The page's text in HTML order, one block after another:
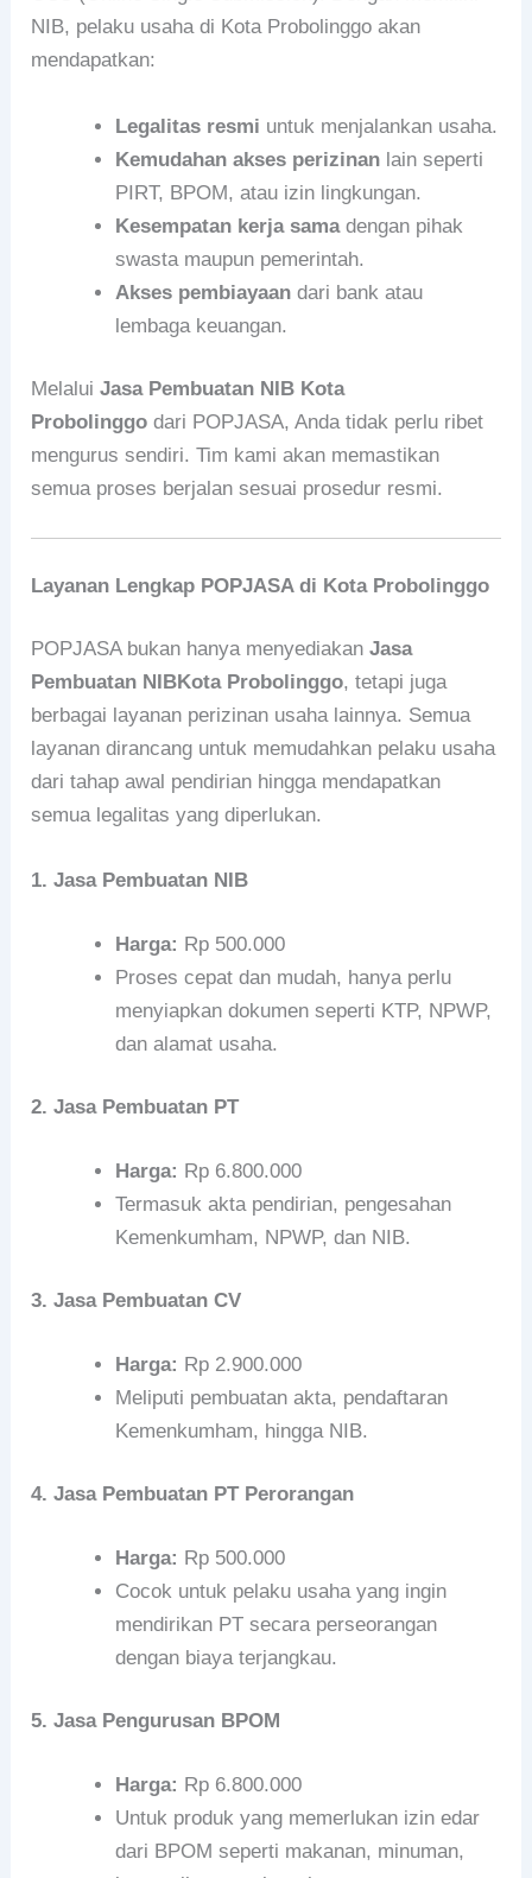
NIB, pelaku usaha di Kota Probolinggo akan
mendapatkan:
Legalitas resmi untuk menjalankan usaha.
Kemudahan akses perizinan lain seperti
PIRT, BPOM, atau izin lingkungan.
Kesempatan kerja samadengan pihak
swasta maupun pemerintah.
Akses pembiayaan dari bank atau
lembaga keuangan.
MelaluiJasa Pembuatan NIB Kota
Probolinggo dari POPJASA, Anda tidak perlu ribet
mengurus sendiri. Tim kami akan memastikan
semua proses berjalan sesuai prosedur resmi.
Layanan Lengkap POPJASA di Kota Probolinggo
POPJASA bukan hanya menyediakanJasa
Pembuatan NIBKota Probolinggo, tetapi juga
berbagai layanan perizinan usaha lainnya. Semua
layanan dirancang untuk memudahkan pelaku usaha
dari tahap awal pendirian hingga mendapatkan
semua legalitas yang diperlukan.
1. Jasa Pembuatan NIB
Harga: Rp 500.000
Proses cepat dan mudah, hanya perlu
menyiapkan dokumen seperti KTP, NPWP,
dan alamat usaha.
2. Jasa Pembuatan PT
Harga: Rp 6.800.000
Termasuk akta pendirian, pengesahan
Kemenkumham, NPWP, dan NIB.
3. Jasa Pembuatan CV
Harga: Rp 2.900.000
Meliputi pembuatan akta, pendaftaran
Kemenkumham, hingga NIB.
4. Jasa Pembuatan PT Perorangan
Harga: Rp 500.000
Cocok untuk pelaku usaha yang ingin
mendirikan PT secara perseorangan
dengan biaya terjangkau.
5. Jasa Pengurusan BPOM
Harga: Rp 6.800.000
Untuk produk yang memerlukan izin edar
dari BPOM seperti makanan, minuman,